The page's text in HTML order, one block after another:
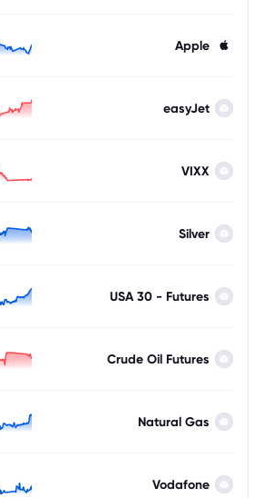
Apple
easyJet
VIXX
Silver
USA 30 - Futures
Crude Oil Futures
Natural Gas
Vodafone